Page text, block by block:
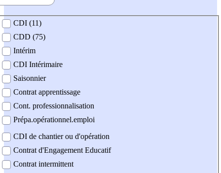
contrat
CDI (11)
CDD (75)
Intérim
CDI Intérimaire
Saisonnier
Contrat apprentissage
Cont. professionnalisation
Prépa.opérationnel.emploi
CDI de chantier ou d'opération
Contrat d'Engagement Educatif
Contrat intermittent